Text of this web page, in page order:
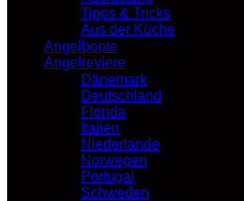
Tipps & Tricks
Aus der Küche
Angelboote
Angelreviere
Dänemark
Deutschland
Florida
Italien
Niederlande
Norwegen
Portugal
Schweden